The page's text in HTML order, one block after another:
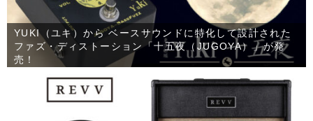
YUKI（ユキ）から ベースサウンドに特化して設計された
ファズ・ディストーション「十五夜（JUGOYA）」が発
売！